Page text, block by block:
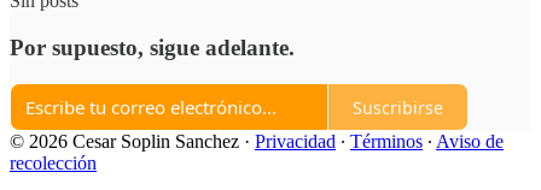
Por supuesto, sigue adelante.
Suscribirse
© 2026 Cesar Soplin Sanchez · Privacidad ∙ Términos ∙ Aviso de
recolección